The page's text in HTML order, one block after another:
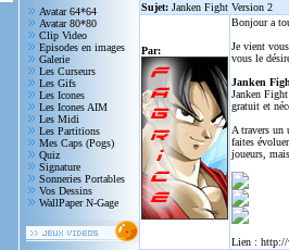
Avatar 64*64
Avatar 80*80
Clip Video
Episodes en images
Galerie
Les Curseurs
Les Gifs
Les Icones
Les Icones AIM
Les Midi
Les Partitions
Mes Caps (Pogs)
Quiz
Signature
Sonneries Portables
Vos Dessins
WallPaper N-Gage
Sujet: Janken Fight Version 2
Par:
Bonjour a
Je vient
vous le
Janken
Janken
gratuit et
A travers un
faites
joueurs,
Lien : http://